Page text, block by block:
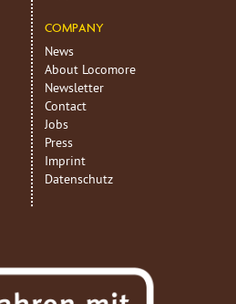
COMPANY
News
About Locomore
Newsletter
Contact
Jobs
Press
Imprint
Datenschutz